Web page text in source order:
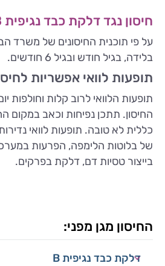
חיסון נגד דלקת כבד נגיפית B, הפטיטיס B
על פי תוכנית החיסונים של משרד
בלידה, בגיל חודש ובגיל 6 חודשים.
תופעות לוואי אפשריות
תופעות הלוואי לרוב קלות וחולפות
החיסון. תתכן נפיחות וכאב במקום
כללית לא טובה. תופעות לוואי
של בלוטות הלימפה, הפרעות
בייצור טסיות דם, דלקת בפרקים.
החיסון מגן מפני:
דלקת כבד נגיפית B